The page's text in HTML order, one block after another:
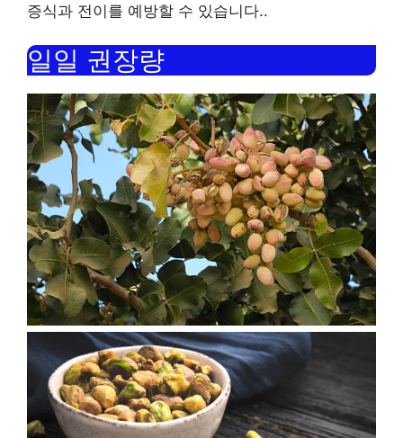
증식과 전이를 예방할 수 있습니다..
일일 권장량